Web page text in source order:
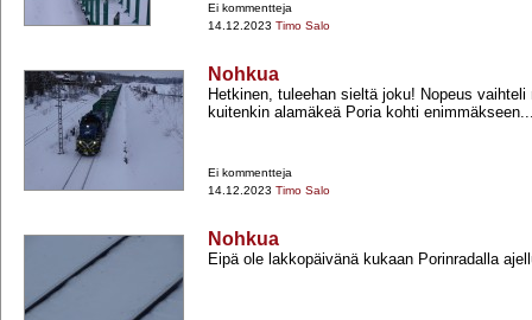
Ei kommentteja
14.12.2023 Timo Salo
Nohkua
Hetkinen, tuleehan sieltä joku! Nopeus
kuitenkin alamäkeä Poria kohti
Ei kommentteja
14.12.2023 Timo Salo
Nohkua
Eipä ole lakkopäivänä kukaan Porinradalla